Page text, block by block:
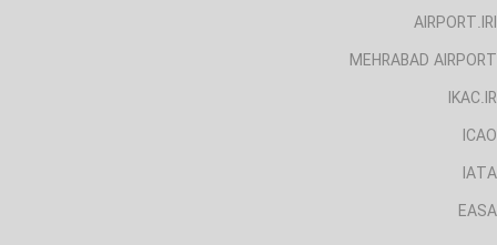
AIRPORT.IRI
MEHRABAD AIRPORT
IKAC.IR
ICAO
IATA
EASA